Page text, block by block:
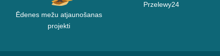
Ēdenes mežu atjaunošanas
projekti
Przelewy24